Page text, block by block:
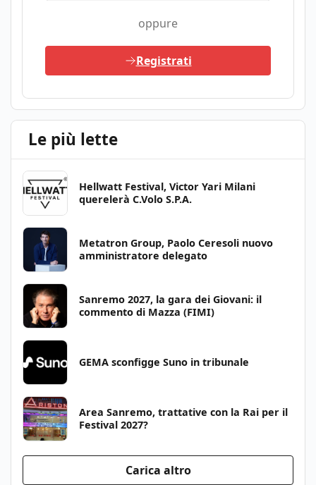
oppure
Registrati
Le più lette
Hellwatt Festival, Victor Yari Milani
querelerà C.Volo S.P.A.
Metatron Group, Paolo Ceresoli nuovo
amministratore delegato
Sanremo 2027, la gara dei Giovani: il
commento di Mazza (FIMI)
GEMA sconfigge Suno in tribunale
Area Sanremo, trattative con la Rai per il
Festival 2027?
Carica altro